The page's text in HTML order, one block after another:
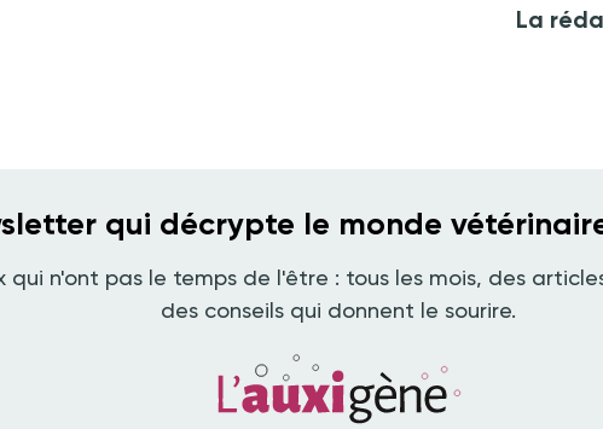
La
qui décrypte le monde
qui n'ont pas le temps de l'être : tous les mois, des
des conseils qui donnent le sourire.